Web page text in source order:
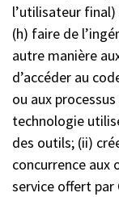
l’utilisateur
(h) faire de
autre manière
d’accéder au
ou aux
technologie
des outils; (ii)
concurrence
service offert par